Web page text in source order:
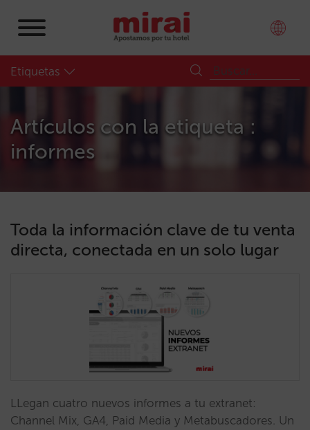
Etiquetas
Artículos con la etiqueta :
informes
Toda la información clave de tu venta
directa, conectada en un solo lugar
LLegan cuatro nuevos informes a tu extranet:
Channel Mix, GA4, Paid Media y Metabuscadores. Un